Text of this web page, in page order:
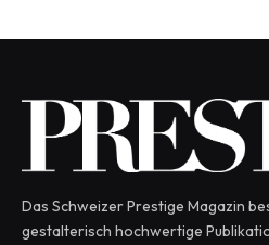
Das Schweizer Prestige Magazin
gestalterisch hochwertige